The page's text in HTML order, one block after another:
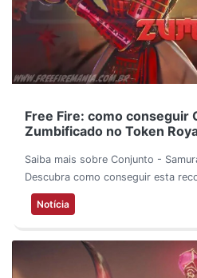
Free Fire: como conseguir
Zumbificado no Token
Saiba mais sobre Conjunto -
Descubra como conseguir esta
Notícia